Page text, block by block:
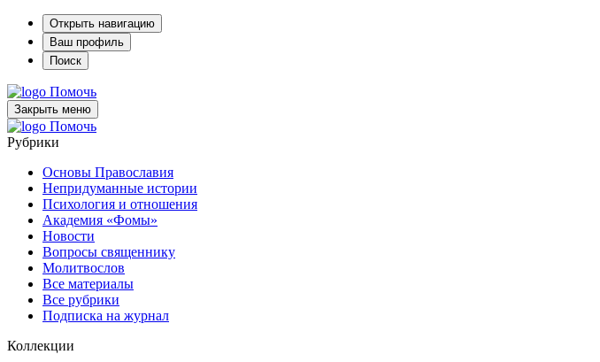
Открыть навигацию
Ваш профиль
Поиск
Помочь
Закрыть меню
Помочь
Рубрики
Основы Православия
Непридуманные истории
Психология и отношения
Академия «Фомы»
Новости
Вопросы священнику
Молитвослов
Все материалы
Все рубрики
Подписка на журнал
Коллекции